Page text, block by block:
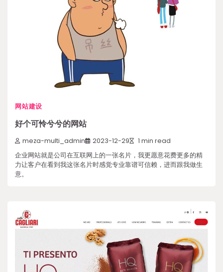
网站建设
好个可怜兮兮的网站
meza-multi_admin 2023-12-29 1 min read
企业网站就是公司在互联网上的一张名片，我更愿意花费更多的精
力让客户在看到我这张名片时感觉专业靠谱可信赖，进而跟我做生
意。